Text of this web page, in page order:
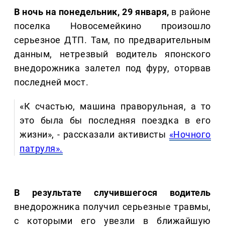
В ночь на понедельник, 29 января, в районе
поселка Новосемейкино произошло
серьезное ДТП. Там, по предварительным
данным, нетрезвый водитель японского
внедорожника залетел под фуру, оторвав
последней мост.
«К счастью, машина праворульная, а то
это была бы последняя поездка в его
жизни», - рассказали активисты «Ночного
патруля».
В результате случившегося водитель
внедорожника получил серьезные травмы,
с которыми его увезли в ближайшую